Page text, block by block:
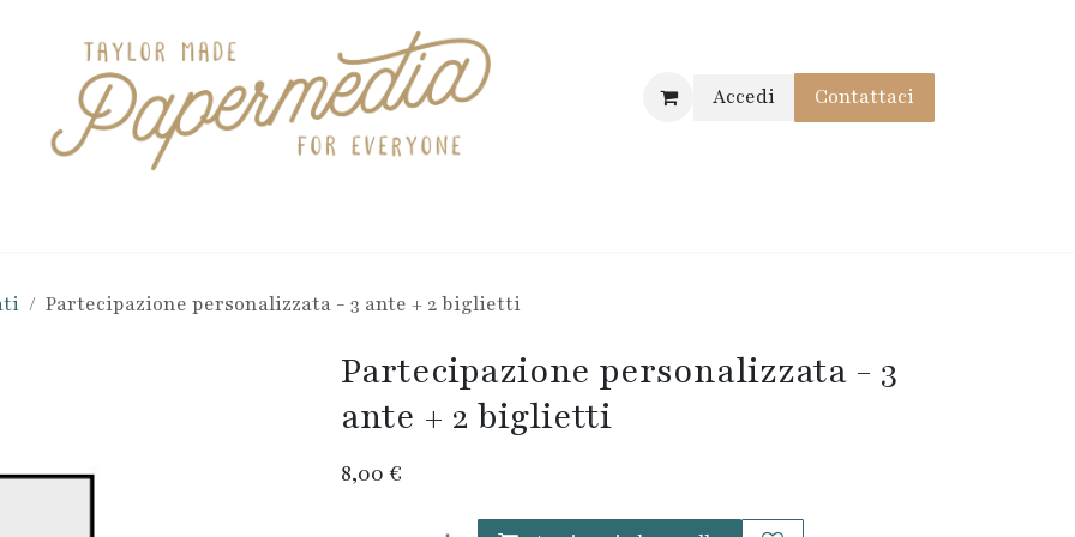
Accedi Contattaci
Partecipazione personalizzata - 3 ante + 2 biglietti
Partecipazione personalizzata - 3
ante + 2 biglietti
8,00 €